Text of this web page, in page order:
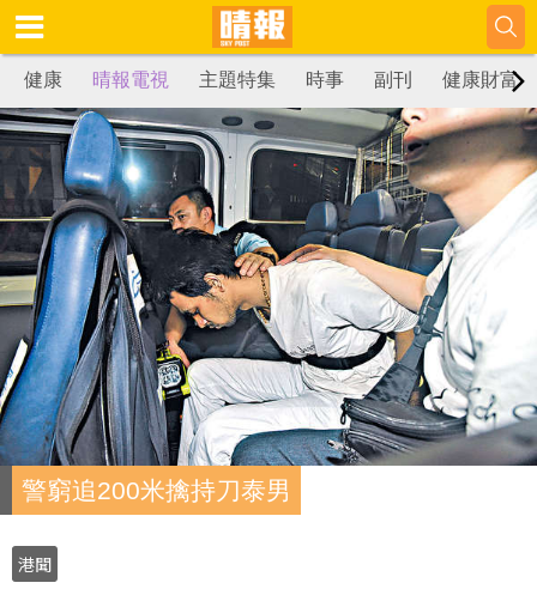
健康 晴報電視 主題特集 時事 副刊 健康財富
警窮追200米擒持刀泰男
港聞